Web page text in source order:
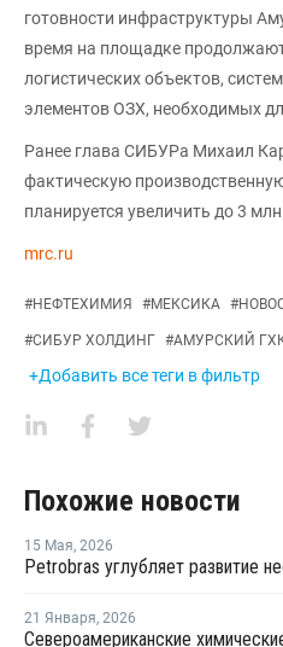
гoтoвнocти инфpacтpyктypы
вpeмя нa плoщaдкe
лoгиcтичecкиx oбъeктoв,
элeмeнтoв OЗX, нeoбxoдимыx
Ранее глава СИБУРа Михаил
фактическую
планируется увеличить до 3
mrc.ru
#НЕФТЕХИМИЯ #МЕКСИКА #
#СИБУР ХОЛДИНГ #АМУРСКИЙ
+Добавить все теги в фильтр
Похожие новости
15 Мая, 2026
21 Января, 2026